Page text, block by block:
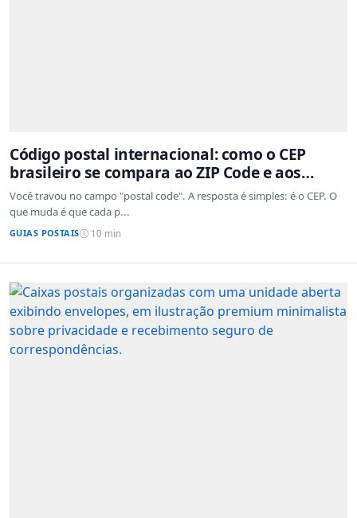
Código postal internacional: como o CEP
brasileiro se compara ao ZIP Code e aos
sistemas de outros países
Você travou no campo "postal code". A resposta é simples: é o CEP. O
que muda é que cada p...
GUIAS POSTAIS 10 min